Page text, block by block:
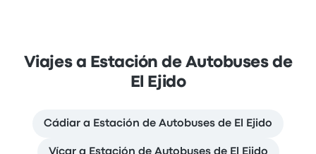
Viajes a Estación de Autobuses de
El Ejido
Cádiar a Estación de Autobuses de El Ejido
Vícar a Estación de Autobuses de El Ejido